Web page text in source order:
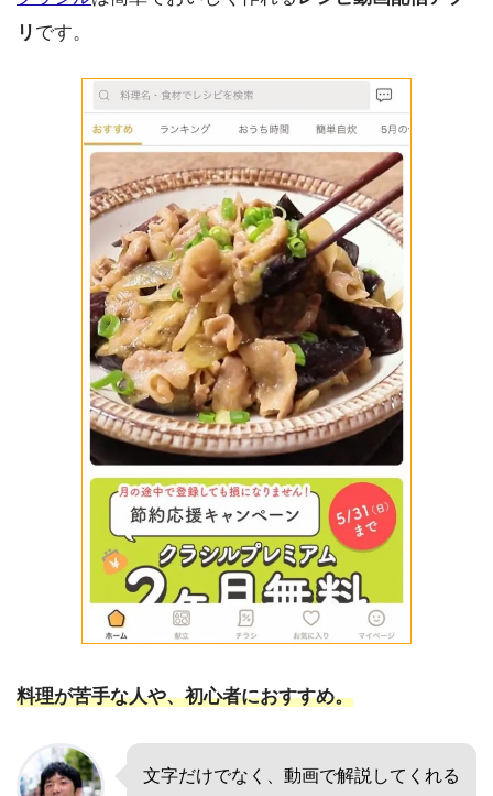
リ です。
料理が苦手な人や、初心者におすすめ。
文字だけでなく、動画で解説してくれる